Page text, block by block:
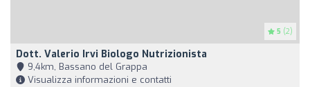
5 (2)
Dott. Valerio Irvi Biologo Nutrizionista
9,4km, Bassano del Grappa
Visualizza informazioni e contatti